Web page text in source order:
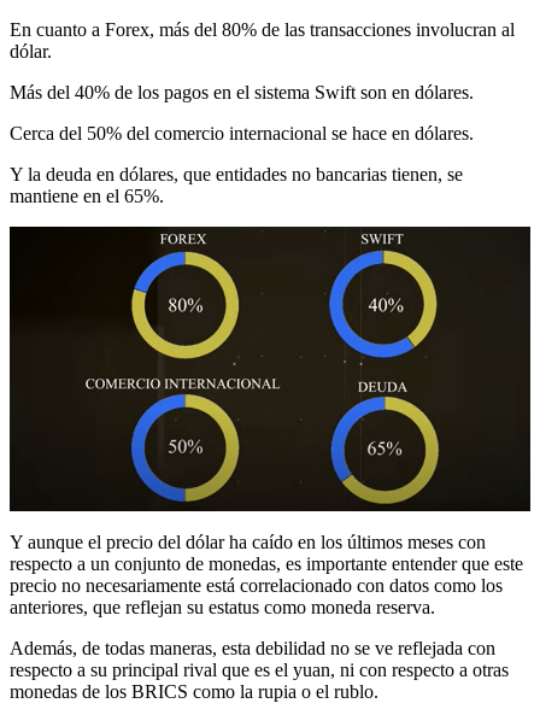
En cuanto a Forex, más del 80% de las transacciones involucran al
dólar.
Más del 40% de los pagos en el sistema Swift son en dólares.
Cerca del 50% del comercio internacional se hace en dólares.
Y la deuda en dólares, que entidades no bancarias tienen, se
mantiene en el 65%.
Y aunque el precio del dólar ha caído en los últimos meses con
respecto a un conjunto de monedas, es importante entender que este
precio no necesariamente está correlacionado con datos como los
anteriores, que reflejan su estatus como moneda reserva.
Además, de todas maneras, esta debilidad no se ve reflejada con
respecto a su principal rival que es el yuan, ni con respecto a otras
monedas de los BRICS como la rupia o el rublo.